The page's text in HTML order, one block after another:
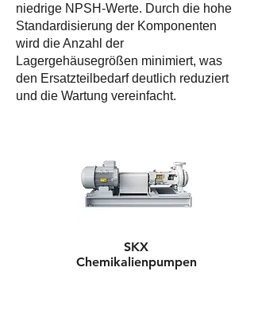
niedrige NPSH-Werte. Durch die hohe
Standardisierung der Komponenten
wird die Anzahl der
Lagergehäusegrößen minimiert, was
den Ersatzteilbedarf deutlich reduziert
und die Wartung vereinfacht.
SKX
Chemikalienpumpen